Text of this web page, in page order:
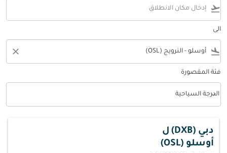
flight_takeoff
الى
flight_land
close
فئة المقصورة
فئة المقصورة option الدرجة السياحية Selected
الدرجة السياحية
keyboard_arrow_down
دبي (DXB)
ل
أوسلو (OSL)